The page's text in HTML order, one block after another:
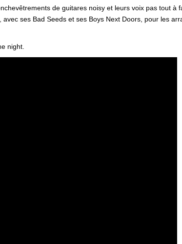
de guitares noisy et leurs voix pas tout à
ses Bad Seeds et ses Boys Next Doors, pour les
night.